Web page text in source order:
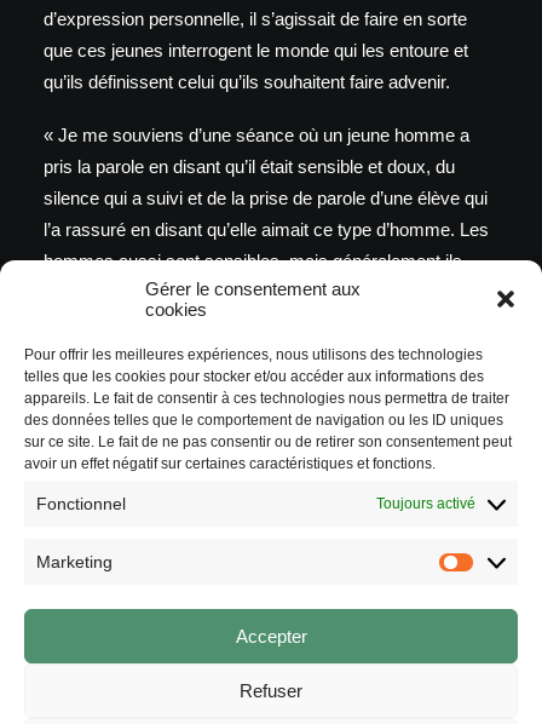
Gérer le consentement aux
cookies
Pour offrir les meilleures expériences, nous utilisons des technologies
telles que les cookies pour stocker et/ou accéder aux informations des
appareils. Le fait de consentir à ces technologies nous permettra de traiter
des données telles que le comportement de navigation ou les ID uniques
sur ce site. Le fait de ne pas consentir ou de retirer son consentement peut
avoir un effet négatif sur certaines caractéristiques et fonctions.
Fonctionnel Toujours activé
Marketing
Accepter
Refuser
d’expression personnelle, il s’agissait de faire en sorte
que ces jeunes interrogent le monde qui les entoure et
qu’ils définissent celui qu’ils souhaitent faire advenir.
« Je me souviens d’une séance où un jeune homme a
pris la parole en disant qu’il était sensible et doux, du
silence qui a suivi et de la prise de parole d’une élève qui
l’a rassuré en disant qu’elle aimait ce type d’homme. Les
hommes aussi sont sensibles, mais généralement ils
doivent montrer qu’ils sont forts… »
Marie-Christine Mazzola